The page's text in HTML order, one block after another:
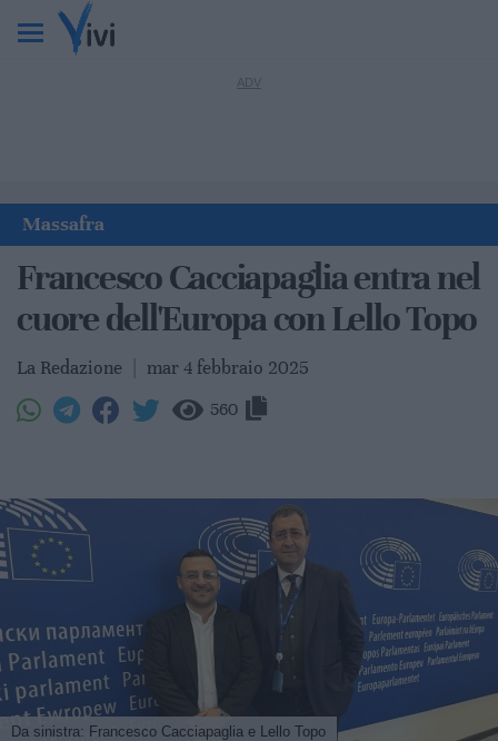
Massafra
Francesco Cacciapaglia entra nel
cuore dell'Europa con Lello Topo
La Redazione mar 4 febbraio 2025
560
Da sinistra: Francesco Cacciapaglia e Lello Topo